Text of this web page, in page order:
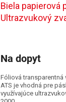
Biela papierová
Ultrazvukový
Na dopyt
Fóliová
ATS je vhodná pre
využívajúce